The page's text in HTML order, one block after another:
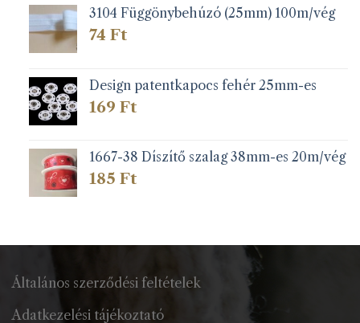
3104 Függönybehúzó (25mm) 100m/vég
74 Ft
Design patentkapocs fehér 25mm-es
169 Ft
1667-38 Díszítő szalag 38mm-es 20m/vég
185 Ft
Általános szerződési feltételek
Adatkezelési tájékoztató